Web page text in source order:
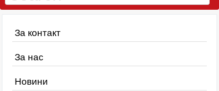
За контакт
За нас
Новини